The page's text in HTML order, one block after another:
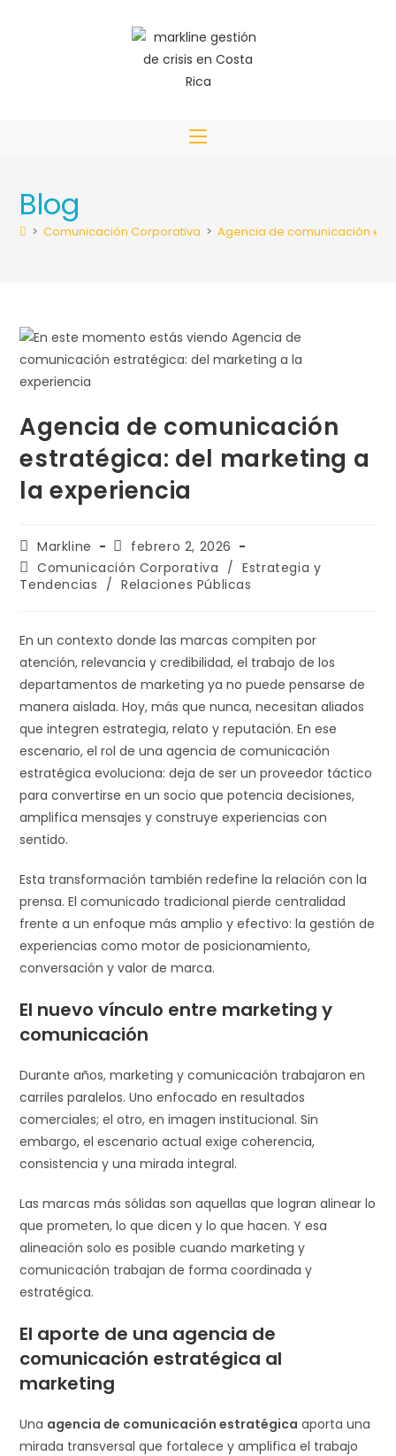
Blog
> Comunicación Corporativa > Agencia de comunicación
Agencia de comunicación
estratégica: del marketing a
la experiencia
Markline
febrero 2, 2026
Comunicación Corporativa / Estrategia y
Tendencias / Relaciones Públicas
En un contexto donde las marcas compiten por
atención, relevancia y credibilidad, el trabajo de los
departamentos de marketing ya no puede pensarse de
manera aislada. Hoy, más que nunca, necesitan aliados
que integren estrategia, relato y reputación. En ese
escenario, el rol de una agencia de comunicación
estratégica evoluciona: deja de ser un proveedor táctico
para convertirse en un socio que potencia decisiones,
amplifica mensajes y construye experiencias con
sentido.
Esta transformación también redefine la relación con la
prensa. El comunicado tradicional pierde centralidad
frente a un enfoque más amplio y efectivo: la gestión de
experiencias como motor de posicionamiento,
conversación y valor de marca.
El nuevo vínculo entre marketing y
comunicación
Durante años, marketing y comunicación trabajaron en
carriles paralelos. Uno enfocado en resultados
comerciales; el otro, en imagen institucional. Sin
embargo, el escenario actual exige coherencia,
consistencia y una mirada integral.
Las marcas más sólidas son aquellas que logran alinear lo
que prometen, lo que dicen y lo que hacen. Y esa
alineación solo es posible cuando marketing y
comunicación trabajan de forma coordinada y
estratégica.
El aporte de una agencia de
comunicación estratégica al
marketing
Una agencia de comunicación estratégica aporta una
mirada transversal que fortalece y amplifica el trabajo